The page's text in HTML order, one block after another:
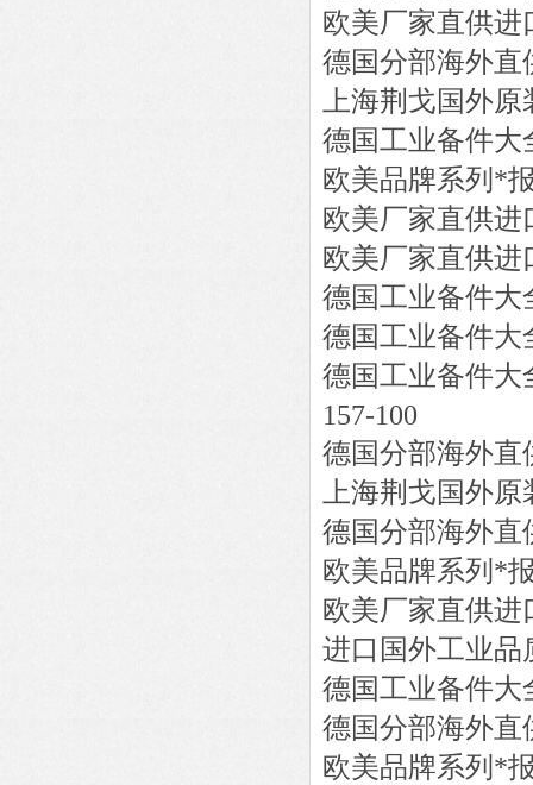
欧美厂家直供进
德国分部海外直
上海荆戈国外
德国工业备件大
欧美品牌系列*
欧美厂家直供进
欧美厂家直供进
德国工业备件大
德国工业备件大
德国工业备件大
157-100
德国分部海外直
上海荆戈国外
德国分部海外直
欧美品牌系列*
欧美厂家直供进
进口国外工业品
德国工业备件大
德国分部海外直
欧美品牌系列*